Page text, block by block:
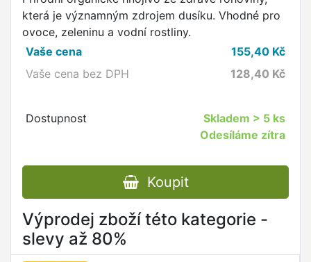
která je významným zdrojem dusíku. Vhodné pro
ovoce, zeleninu a vodní rostliny.
Vaše cena
155,40 Kč
Vaše cena bez DPH
128,40 Kč
Dostupnost Skladem > 5 ks
Odesíláme zítra
Koupit
Výprodej zboží této kategorie -
slevy až 80%